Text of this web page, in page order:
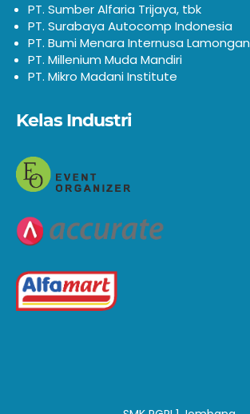
PT. Sumber Alfaria Trijaya, tbk
PT. Surabaya Autocomp Indonesia
PT. Bumi Menara Internusa Lamongan
PT. Millenium Muda Mandiri
PT. Mikro Madani Institute
Kelas Industri